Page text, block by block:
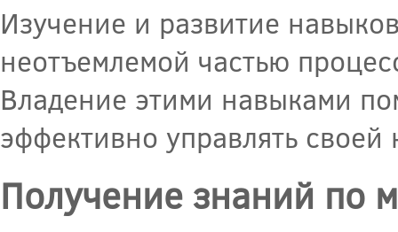
Изучение и развитие
неотъемлемой частью
Владение этими навыками
эффективно управлять
Получение знаний по